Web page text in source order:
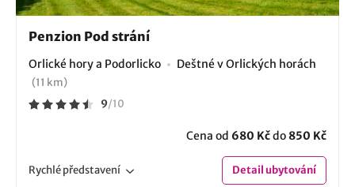
Penzion Pod strání
Orlické hory a Podorlicko Deštné v Orlických horách
(11 km)
9/10
Cena od 680 Kčdo 850 Kč
Rychlépředstavení Detailubytování